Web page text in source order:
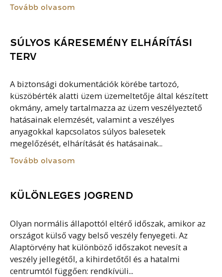
Tovább olvasom
SÚLYOS KÁRESEMÉNY ELHÁRÍTÁSI
TERV
A biztonsági dokumentációk körébe tartozó,
küszöbérték alatti üzem üzemeltetője által készített
okmány, amely tartalmazza az üzem veszélyeztető
hatásainak elemzését, valamint a veszélyes
anyagokkal kapcsolatos súlyos balesetek
megelőzését, elhárítását és hatásainak...
Tovább olvasom
KÜLÖNLEGES JOGREND
Olyan normális állapottól eltérő időszak, amikor az
országot külső vagy belső veszély fenyegeti. Az
Alaptörvény hat különböző időszakot nevesít a
veszély jellegétől, a kihirdetőtől és a hatalmi
centrumtól függően: rendkívüli...